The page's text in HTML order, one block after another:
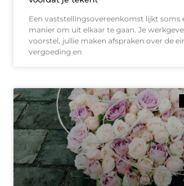
Een vaststellingsovereenkomst lijkt soms
manier om uit elkaar te gaan. Je
voorstel, jullie maken afspraken over de
vergoeding en